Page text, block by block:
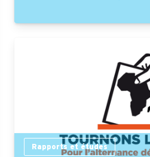
Rapports et études